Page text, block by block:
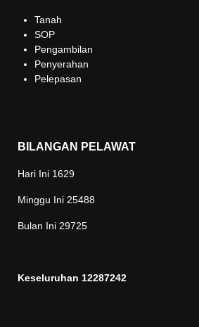
Tanah
SOP
Pengambilan
Penyerahan
Pelepasan
BILANGAN PELAWAT
Hari Ini 1629
Minggu Ini 25488
Bulan Ini 29725
Keseluruhan 12287242